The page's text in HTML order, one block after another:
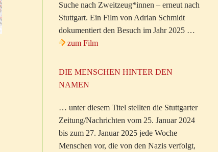
Suche nach Zweitzeug*innen – erneut nach
Stuttgart. Ein Film von Adrian Schmidt
dokumentiert den Besuch im Jahr 2025 …
zum Film
DIE MENSCHEN HINTER DEN
NAMEN
… unter diesem Titel stellten die Stuttgarter
Zeitung/Nachrichten vom 25. Januar 2024
bis zum 27. Januar 2025 jede Woche
Menschen vor, die von den Nazis verfolgt,